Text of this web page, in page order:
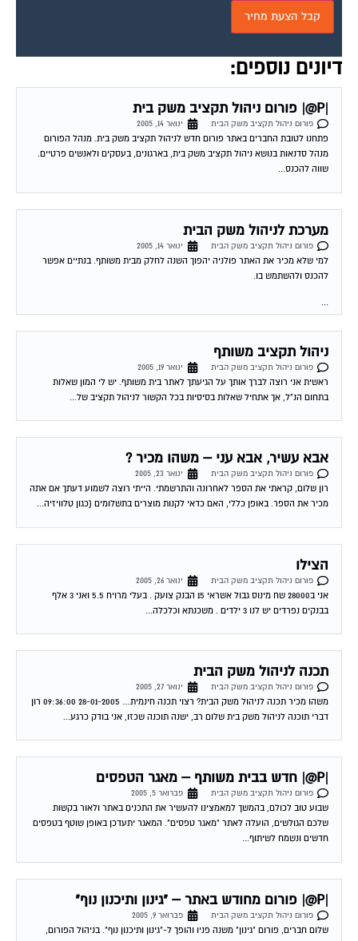
דיונים נוספים:
|P@| פורום ניהול תקציב משק בית
פורום ניהול תקציב משק הבית
ינואר 14, 2005
פתחנו לטובת החברים באתר פורום חדש לניהול תקציב משק בית. מנהל הפורום
מנהל סדנאות בנושא ניהול תקציב משק בית, בארגונים, בעסקים ולאנשים פרטיים.
שווה להכנס...
מערכת לניהול משק הבית
פורום ניהול תקציב משק הבית
למי שלא מכיר את האתר פולניה יהפוך השנה לחלק מבית משותף. בנתיים אפשר
להכנס ולהשתמש בו.
ניהול תקציב משותף
פורום ניהול תקציב משק הבית
ראשית אני רוצה לברך אותך על הגיעתך לאתר בית משותף. יש לי המון שאלות
בתחום הנ"ל, אך אתחיל שאלות בסיסיות בכל הקשור לניהול תקציב של...
אבא עשיר, אבא עני – משהו מכיר ?
פורום ניהול תקציב משק הבית
ינואר 23, 2005
רון שלום, קראתי את הספר לאחרונה והתרשמתי. הייתי רוצה לשמוע דעתך אם אתה
מכיר את הספר. באופן כללי, האם כדאי לקנות מוצרים בתשלומים (כגון טלוויזיה...
הצילו
פורום ניהול תקציב משק הבית
בבנקים נפרדים יש לנו 3 ילדים . משכנתא וכלכלה...
תכנה לניהול משק הבית
פורום ניהול תקציב משק הבית
דברי תוכנה לניהול משק בית שלום רב, ישנה תוכנה שכזו, אני בודק כרגע...
|P@| חדש בבית משותף – מאגר הטפסים
פורום ניהול תקציב משק הבית
פברואר 5, 2005
שבוע טוב לכולם, בהמשך למאמצינו להעשיר את התכנים באתר ולאור בקשות
שלכם הגולשים, הועלה לאתר "מאגר טפסים". המאגר יתעדכן באופן שוטף בטפסים
חדשים ונשמח לשיתוף...
|P@| פורום מחודש באתר – "גינון ותיכנון נוף"
פורום ניהול תקציב משק הבית
פברואר 9, 2005
שלום חברים, פורום "גינון" משנה פניו והופך ל-"גינון ותיכנון נוף". בניהול הפורום,
הצטרף אל צוות האתר אודי מיכליס שהינו מתכנן נוף במקצועו וישמח לסייע בכל...